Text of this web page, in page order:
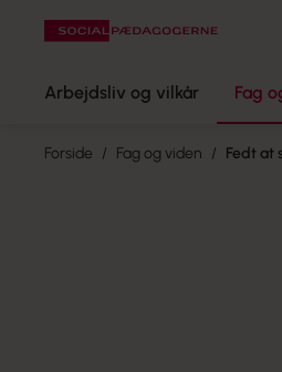
Arbejdsliv og vilkår Fag
Forside Fag og viden Fedt at